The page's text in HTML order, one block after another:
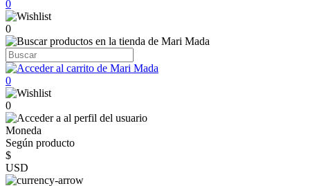
0
0
0
0
Moneda
Según producto
$
USD